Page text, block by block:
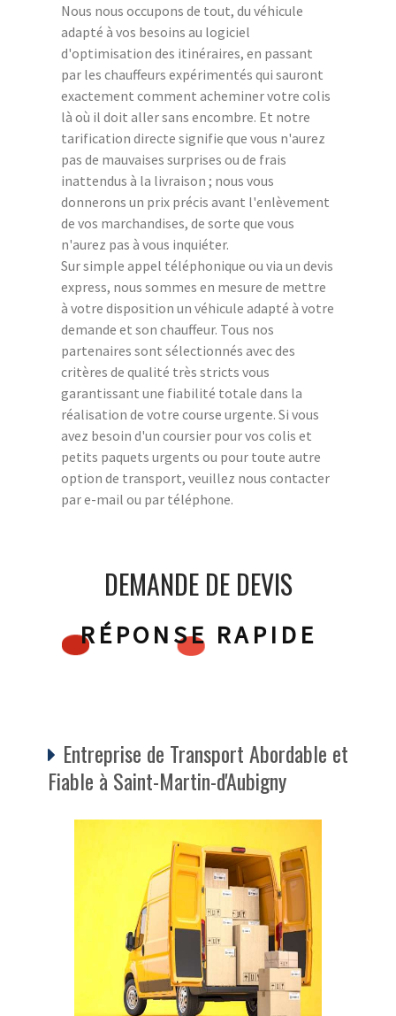
Nous nous occupons de tout, du véhicule
adapté à vos besoins au logiciel
d'optimisation des itinéraires, en passant
par les chauffeurs expérimentés qui sauront
exactement comment acheminer votre colis
là où il doit aller sans encombre. Et notre
tarification directe signifie que vous n'aurez
pas de mauvaises surprises ou de frais
inattendus à la livraison ; nous vous
donnerons un prix précis avant l'enlèvement
de vos marchandises, de sorte que vous
n'aurez pas à vous inquiéter.
Sur simple appel téléphonique ou via un devis
express, nous sommes en mesure de mettre
à votre disposition un véhicule adapté à votre
demande et son chauffeur. Tous nos
partenaires sont sélectionnés avec des
critères de qualité très stricts vous
garantissant une fiabilité totale dans la
réalisation de votre course urgente. Si vous
avez besoin d'un coursier pour vos colis et
petits paquets urgents ou pour toute autre
option de transport, veuillez nous contacter
par e-mail ou par téléphone.
DEMANDE DE DEVIS
RÉPONSE RAPIDE
Entreprise de Transport Abordable et
Fiable à Saint-Martin-d'Aubigny